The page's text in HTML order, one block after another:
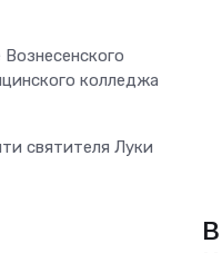
колледжа
святителя Луки